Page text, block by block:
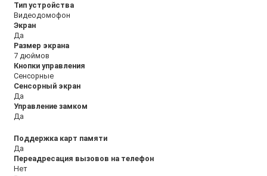
Тип устройства
Видеодомофон
Экран
Да
Размер экрана
7 дюймов
Кнопки управления
Сенсорные
Сенсорный экран
Да
Управление замком
Да
Поддержка карт памяти
Да
Переадресация вызовов на телефон
Нет